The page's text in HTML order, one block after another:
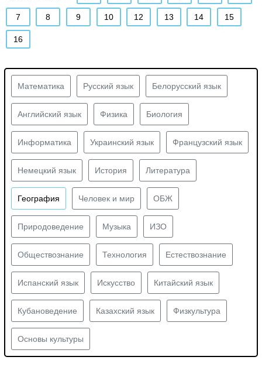
7 8 9 10 12 13 14 15
16
Математика Русский язык Белорусский язык
Английский язык Физика Биология
Информатика Украинский язык Французский язык
Немецкий язык История Литература
География Человек и мир ОБЖ
Природоведение Музыка ИЗО
Обществознание Технология Естествознание
Испанский язык Искусство Китайский язык
Кубановедение Казахский язык Физкультура
Основы культуры